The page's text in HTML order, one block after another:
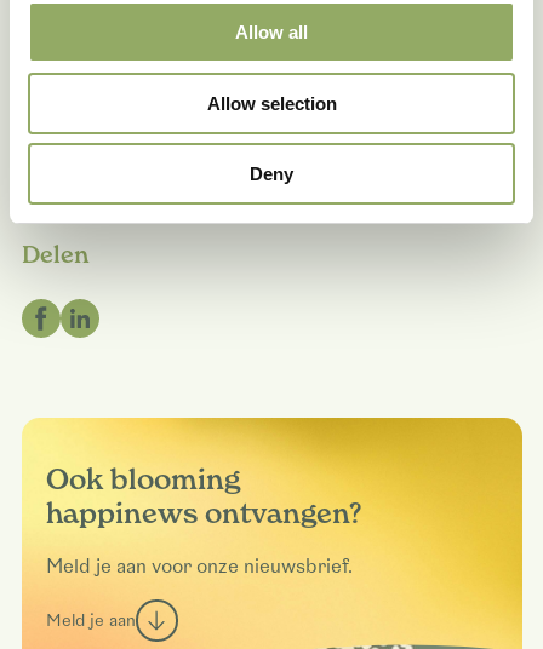
Allow all
Allow selection
Deny
Delen
Ook blooming
happinews ontvangen?
Meld je aan voor onze nieuwsbrief.
Meld je aan